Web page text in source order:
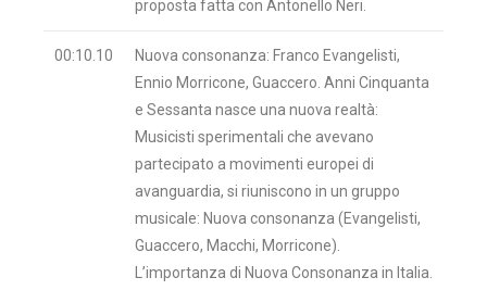
proposta fatta con Antonello Neri.
00:10.10
Nuova consonanza: Franco Evangelisti,
Ennio Morricone, Guaccero. Anni Cinquanta
e Sessanta nasce una nuova realtà:
Musicisti sperimentali che avevano
partecipato a movimenti europei di
avanguardia, si riuniscono in un gruppo
musicale: Nuova consonanza (Evangelisti,
Guaccero, Macchi, Morricone).
L’importanza di Nuova Consonanza in Italia.